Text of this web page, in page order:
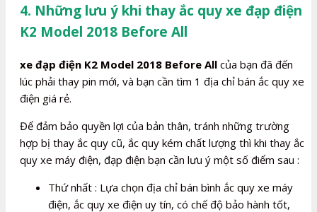
4. Những lưu ý khi thay ắc quy xe đạp điện
K2 Model 2018 Before All
xe đạp điện K2 Model 2018 Before All của bạn đã đến
lúc phải thay pin mới, và bạn cần tìm 1 địa chỉ bán ắc quy xe
điện giá rẻ.
Để đảm bảo quyền lợi của bản thân, tránh những trường
hợp bị thay ắc quy cũ, ắc quy kém chất lượng thì khi thay ắc
quy xe máy điện, đạp điện bạn cần lưu ý một số điểm sau :
Thứ nhất : Lựa chọn địa chỉ bán bình ắc quy xe máy
điện, ắc quy xe điện uy tín, có chế độ bảo hành tốt,